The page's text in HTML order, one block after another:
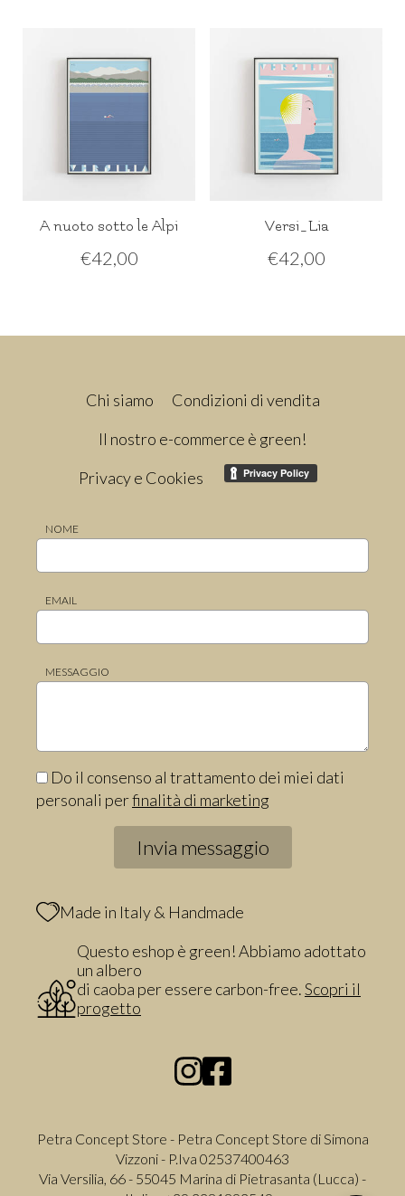
A nuoto sotto le Alpi
€42,00
Versi_Lia
€42,00
Chi siamo
Condizioni di vendita
Il nostro e-commerce è green!
Privacy e Cookies
NOME
EMAIL
MESSAGGIO
Do il consenso al trattamento dei miei dati
personali perfinalità di marketing
Made in Italy & Handmade
Questo eshop è green! Abbiamo adottato
un albero
di caoba per essere carbon-free.Scopri il
progetto
Petra Concept Store - Petra Concept Store di Simona
Vizzoni - P.Iva 02537400463
Via Versilia, 66 - 55045 Marina di Pietrasanta (Lucca) -